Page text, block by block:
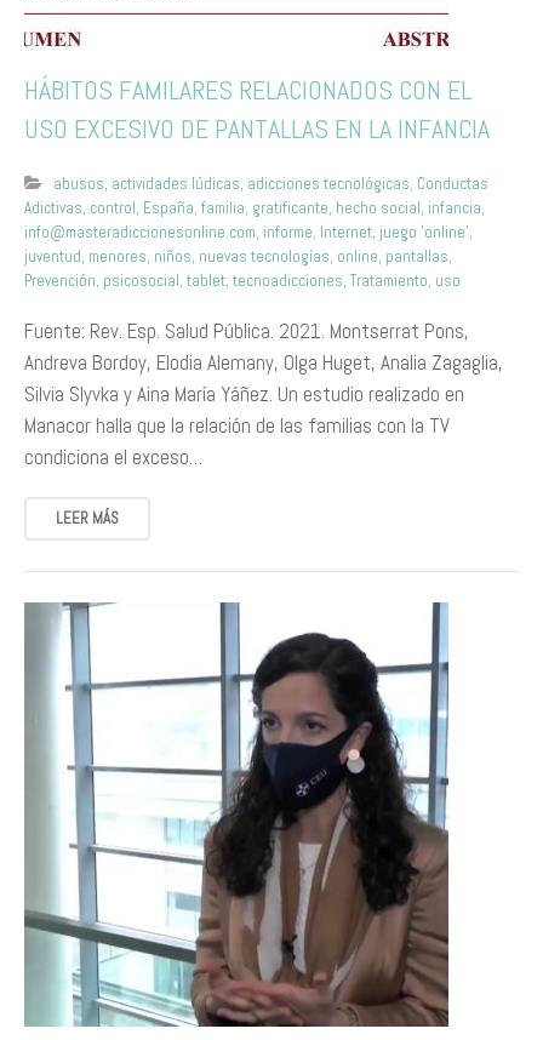
HÁBITOS FAMILARES RELACIONADOS CON EL
USO EXCESIVO DE PANTALLAS EN LA INFANCIA
abusos, actividades lúdicas, adicciones tecnológicas, Conductas
Adictivas, control, España, familia, gratificante, hecho social, infancia,
info@masteradiccionesonline.com, informe, Internet, juego 'online',
juventud, menores, niños, nuevas tecnologías, online, pantallas,
Prevención, psicosocial, tablet, tecnoadicciones, Tratamiento, uso
Fuente: Rev. Esp. Salud Pública. 2021. Montserrat Pons,
Andreva Bordoy, Elodia Alemany, Olga Huget, Analia Zagaglia,
Silvia Slyvka y Aina María Yáñez. Un estudio realizado en
Manacor halla que la relación de las familias con la TV
condiciona el exceso…
LEER MÁS